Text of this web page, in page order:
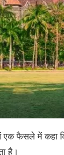
एक फैसले में कहा
है।